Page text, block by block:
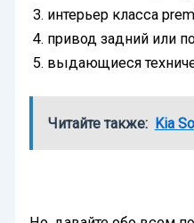
интерьер класса
привод задний или
выдающиеся
Читайте также: Kia